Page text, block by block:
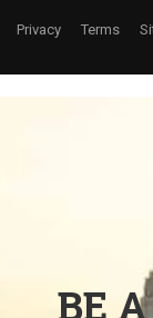
Privacy Terms
BE